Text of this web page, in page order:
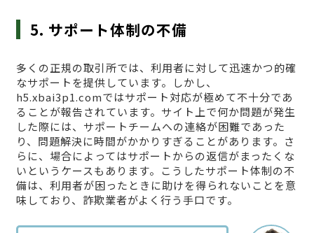
5. サポート体制の不備
多くの正規の取引所では、利用者に対して迅速かつ的確
なサポートを提供しています。しかし、
h5.xbai3p1.comではサポート対応が極めて不十分であ
ることが報告されています。サイト上で何か問題が発生
した際には、サポートチームへの連絡が困難であった
り、問題解決に時間がかかりすぎることがあります。さ
らに、場合によってはサポートからの返信がまったくな
いというケースもあります。こうしたサポート体制の不
備は、利用者が困ったときに助けを得られないことを意
味しており、詐欺業者がよく行う手口です。